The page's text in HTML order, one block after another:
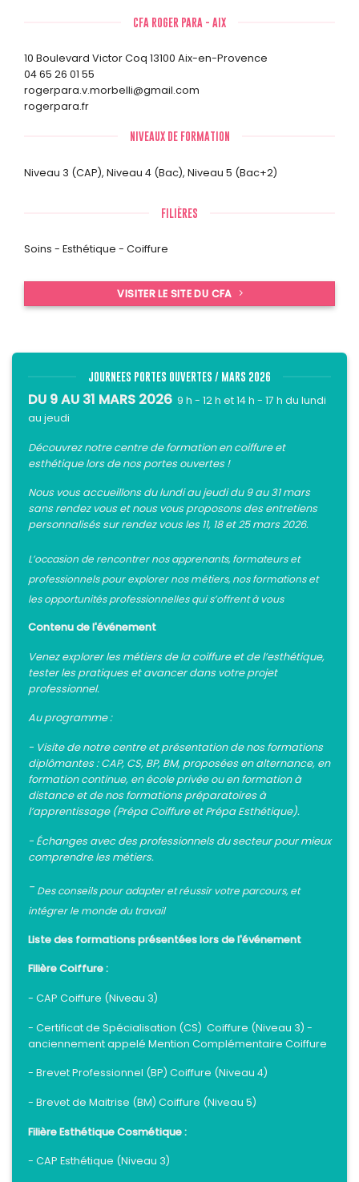
CFA ROGER PARA - AIX
10 Boulevard Victor Coq 13100 Aix-en-Provence
04 65 26 01 55
rogerpara.v.morbelli@gmail.com
rogerpara.fr
NIVEAUX DE FORMATION
Niveau 3 (CAP), Niveau 4 (Bac), Niveau 5 (Bac+2)
FILIÈRES
Soins - Esthétique - Coiffure
VISITER LE SITE DU CFA
JOURNEES PORTES OUVERTES / MARS 2026
DU 9 AU 31 MARS 2026 9 h - 12 h et 14 h - 17 h du lundi
au jeudi
Découvrez notre centre de formation en coiffure et
esthétique lors de nos portes ouvertes !
Nous vous accueillons du lundi au jeudi du 9 au 31 mars
sans rendez vous et nous vous proposons des entretiens
personnalisés sur rendez vous les 11, 18 et 25 mars 2026.
L’occasion de rencontrer nos apprenants, formateurs et
professionnels pour explorer nos métiers, nos formations et
les opportunités professionnelles qui s’offrent à vous
Contenu de l'événement
Venez explorer les métiers de la coiffure et de l’esthétique,
tester les pratiques et avancer dans votre projet
professionnel.
Au programme :
- Visite de notre centre et présentation de nos formations
diplômantes : CAP, CS, BP, BM, proposées en alternance, en
formation continue, en école privée ou en formation à
distance et de nos formations préparatoires à
l’apprentissage (Prépa Coiffure et Prépa Esthétique).
- Échanges avec des professionnels du secteur pour mieux
comprendre les métiers.
- Des conseils pour adapter et réussir votre parcours, et
intégrer le monde du travail
Liste des formations présentées lors de l'événement
Filière Coiffure :
- CAP Coiffure (Niveau 3)
- Certificat de Spécialisation (CS) Coiffure (Niveau 3) -
anciennement appelé Mention Complémentaire Coiffure
- Brevet Professionnel (BP) Coiffure (Niveau 4)
- Brevet de Maitrise (BM) Coiffure (Niveau 5)
Filière Esthétique Cosmétique :
- CAP Esthétique (Niveau 3)